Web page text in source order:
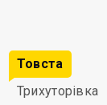
Товста
Трихуторівка